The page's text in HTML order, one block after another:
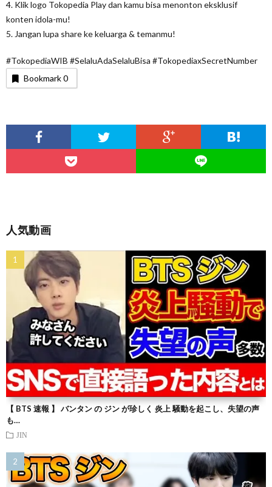
4. Klik logo Tokopedia Play dan kamu bisa menonton eksklusif
konten idola-mu!
5. Jangan lupa share ke keluarga & temanmu!
#TokopediaWIB #SelaluAdaSelaluBisa #TokopediaxSecretNumber
Bookmark0
人気動画
【 BTS 速報 】 バンタン の ジン が珍しく 炎上 騒動を起こし、失望の声
も…
JIN